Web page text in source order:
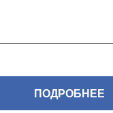
ПОДРОБНЕЕ